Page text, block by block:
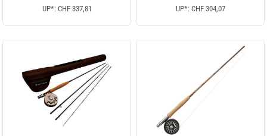
UP*: CHF 337,81 UP*: CHF 304,07